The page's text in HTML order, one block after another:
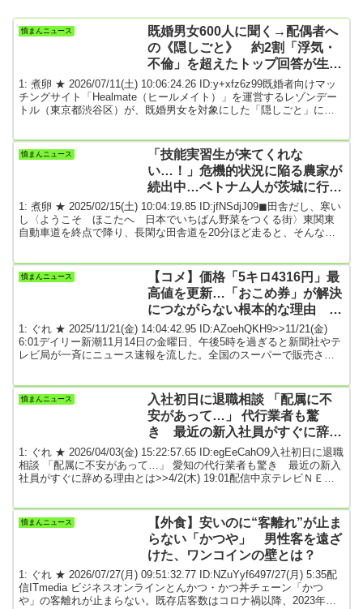
憤まんニュース
既婚男女600人に聞く→配偶者へ
の《隠しごと》 約2割「浮気・
不倫」を超えたトップ回答が生々
しかった
1: 煮卵 ★ 2026/07/11(土) 10:06:24.26 ID:y+xfz6z99既婚者向けマッ
チングサイト「Healmate（ヒールメイト）」を運営するレゾンデー
トル（東京都渋谷区）が、既婚男女を対象にした「隠しごと」に関
への『隠しごと』がある」と回答した人の中からインターネットリ
サーチで実施。計600人（男女各300人）から有効回答を得ていま
憤まんニュース
「技能実習生が来てくれな
い…！」危機的状況に陥る農家が
続出中…ベトナム人が茨城に行き
たがらない理由 「田舎だし、寒
いし」
1: 煮卵 ★ 2025/02/15(土) 10:04:19.85 ID:jfNSdjJ09◼田舎だし、寒い
し〈ようこそ ほこたへ 日本でいちばん野菜をつくる街〉東関東
自動車道を終点で降り、長閑な田舎道を20分ほど走ると、そんな看
って支えられてきたと言っても過言ではない。鉾田市によると、同
市に暮らす技能実習生は'23年10月時点で3006人。人口約4万7000人
憤まんニュース
【コメ】価格「5キロ4316円」最
高値を更新…「おこめ券」が解決
につながらない根本的な理由 コ
メ農家が危機感をあらわにする
「離農」★2
1: ぐれ ★ 2025/11/21(金) 14:04:42.95 ID:AZoehQKH9>>11/21(金)
6:01デイリー新潮11月14日の金曜日、午後5時を過ぎると新聞社やテ
レビ局が一斉にニュース速報を流した。全国のスーパーで販売され
12日から18日の週で平均4285円だった。（全2回の第1回）＊＊＊農
水省の発表を詳しく見てみよう。そもそもコメ価格の高騰は昨...
憤まんニュース
入社初日に退職相談 「配属に不
安があって…」 代行業者も驚
き 最近の新入社員がすぐに辞め
る理由とは
1: ぐれ ★ 2026/04/03(金) 15:22:57.65 ID:egEeCahO9入社初日に退職
相談 「配属に不安があって…」 愛知の代行業者も驚き 最近の新入
社員がすぐに辞める理由とは>>4/2(木) 19:01配信中京テレビＮＥＷ
ン能力がないとできないので、そこを特にがんばっていきたい」
「自分のやれることを精いっぱいやっていこうかな」そんな、やる
憤まんニュース
【外食】安いのに“客離れ”が止ま
らない「かつや」 男性客を遠ざ
けた、ワンコインの壁とは？
1: ぐれ ★ 2026/07/27(月) 09:51:32.77 ID:NZuYyf6497/27(月) 5:35配
信ITmedia ビジネスオンラインとんかつ・かつ丼チェーン「かつ
や」の客離れが止まらない。既存店客数はコロナ禍以降、2023年度